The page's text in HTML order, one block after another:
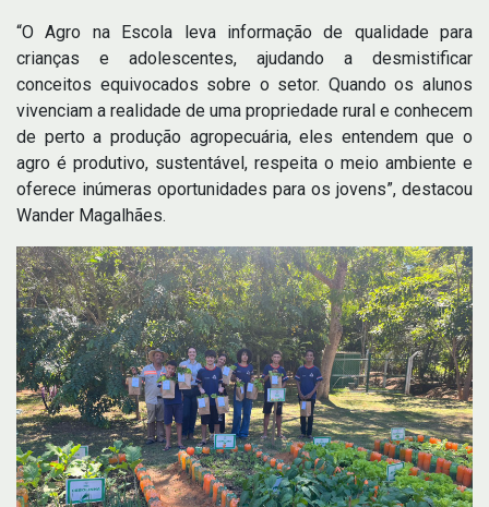
“O Agro na Escola leva informação de qualidade para
crianças e adolescentes, ajudando a desmistificar
conceitos equivocados sobre o setor. Quando os alunos
vivenciam a realidade de uma propriedade rural e conhecem
de perto a produção agropecuária, eles entendem que o
agro é produtivo, sustentável, respeita o meio ambiente e
oferece inúmeras oportunidades para os jovens”, destacou
Wander Magalhães.